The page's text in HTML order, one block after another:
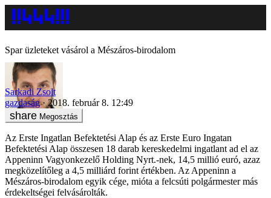
Spar üzleteket vásárol a Mészáros-birodalom
Sarkadi Zsolt
gazdaság
2018. február 8. 12:49
Megosztás
Az Erste Ingatlan Befektetési Alap és az Erste Euro Ingatan
Befektetési Alap összesen 18 darab kereskedelmi ingatlant ad el az
Appeninn Vagyonkezelő Holding Nyrt.-nek, 14,5 millió euró, azaz
megközelítőleg a 4,5 milliárd forint értékben. Az Appeninn a
Mészáros-birodalom egyik cége, mióta a felcsúti polgármester más
érdekeltségei felvásárolták.